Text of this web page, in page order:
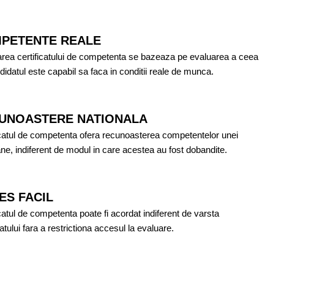
REALE
certificatului de competenta se bazeaza pe evaluarea a ceea
este capabil sa faca in conditii reale de munca.
NATIONALA
de competenta ofera recunoasterea competentelor unei
indiferent de modul in care acestea au fost dobandite.
FACIL
de competenta poate fi acordat indiferent de varsta
fara a restrictiona accesul la evaluare.